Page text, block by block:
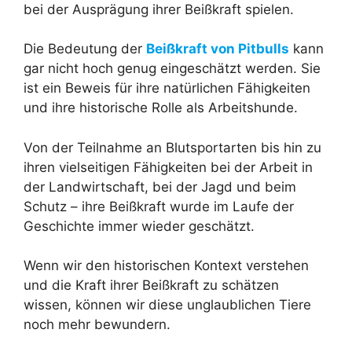
bei der Ausprägung ihrer Beißkraft spielen.
Die Bedeutung der Beißkraft von Pitbulls kann
gar nicht hoch genug eingeschätzt werden. Sie
ist ein Beweis für ihre natürlichen Fähigkeiten
und ihre historische Rolle als Arbeitshunde.
Von der Teilnahme an Blutsportarten bis hin zu
ihren vielseitigen Fähigkeiten bei der Arbeit in
der Landwirtschaft, bei der Jagd und beim
Schutz – ihre Beißkraft wurde im Laufe der
Geschichte immer wieder geschätzt.
Wenn wir den historischen Kontext verstehen
und die Kraft ihrer Beißkraft zu schätzen
wissen, können wir diese unglaublichen Tiere
noch mehr bewundern.